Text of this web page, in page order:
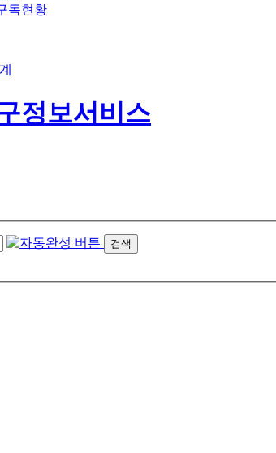
독현황
검색